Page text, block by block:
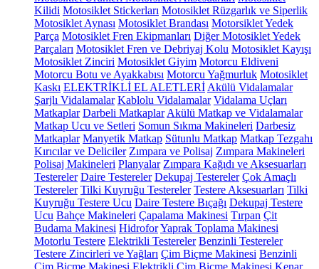
Kilidi Motosiklet Stickerları Motosiklet Rüzgarlık ve Siperlik
Motosiklet Aynası Motosiklet Brandası Motorsiklet Yedek
Parça Motosiklet Fren Ekipmanları Diğer Motosiklet Yedek
Parçaları Motosiklet Fren ve Debriyaj Kolu Motosiklet Kayışı
Motosiklet Zinciri Motosiklet Giyim Motorcu Eldiveni
Motorcu Botu ve Ayakkabısı Motorcu Yağmurluk Motosiklet
Kaskı ELEKTRİKLİ EL ALETLERİ Akülü Vidalamalar
Şarjlı Vidalamalar Kablolu Vidalamalar Vidalama Uçları
Matkaplar Darbeli Matkaplar Akülü Matkap ve Vidalamalar
Matkap Ucu ve Setleri Somun Sıkma Makineleri Darbesiz
Matkaplar Manyetik Matkap Sütunlu Matkap Matkap Tezgahı
Kırıcılar ve Deliciler Zımpara ve Polisaj Zımpara Makineleri
Polisaj Makineleri Planyalar Zımpara Kağıdı ve Aksesuarları
Testereler Daire Testereler Dekupaj Testereler Çok Amaçlı
Testereler Tilki Kuyruğu Testereler Testere Aksesuarları Tilki
Kuyruğu Testere Ucu Daire Testere Bıçağı Dekupaj Testere
Ucu Bahçe Makineleri Çapalama Makinesi Tırpan Çit
Budama Makinesi HidroforYaprak Toplama Makinesi
Motorlu Testere Elektrikli Testereler Benzinli Testereler
Testere Zincirleri ve Yağları Çim Biçme Makinesi Benzinli
Çim Biçme Makinesi Elektrikli Çim Biçme Makinesi Kenar